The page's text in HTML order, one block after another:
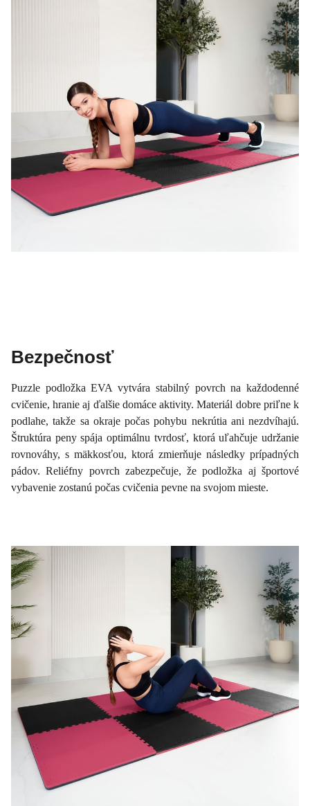
Bezpečnosť
Puzzle podložka EVA vytvára stabilný povrch na každodenné
cvičenie, hranie aj ďalšie domáce aktivity. Materiál dobre priľne k
podlahe, takže sa okraje počas pohybu nekrútia ani nezdvíhajú.
Štruktúra peny spája optimálnu tvrdosť, ktorá uľahčuje udržanie
rovnováhy, s mäkkosťou, ktorá zmierňuje následky prípadných
pádov. Reliéfny povrch zabezpečuje, že podložka aj športové
vybavenie zostanú počas cvičenia pevne na svojom mieste.